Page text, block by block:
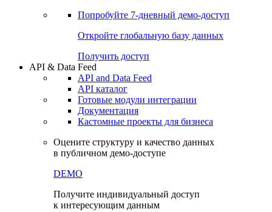
Попробуйте 7-дневный демо-доступ
Откройте глобальную базу данных
Получить доступ
API & Data Feed
API and Data Feed
API каталог
Готовые модули интеграции
Документация
Кастомные проекты для бизнеса
Оцените структуру и качество данных
в публичном демо-доступе
DEMO
Получите индивидуальный доступ
к интересующим данным